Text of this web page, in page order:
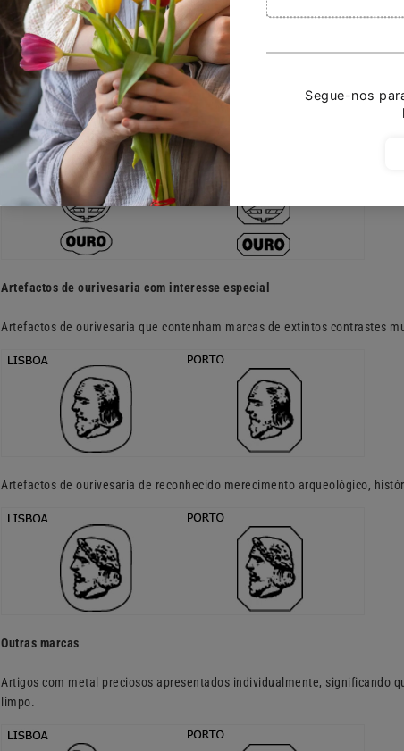
Barras:
Platina, ouro, paládio ou prata – esfera armilar acompanhada da
Artefactos de ourivesaria com interesse especial
Artefactos de ourivesaria que contenham marcas de extintos contrastes
Artefactos de ourivesaria de reconhecido merecimento arqueológico,
Outras marcas
Artigos com metal preciosos apresentados individualmente, significando
limpo.